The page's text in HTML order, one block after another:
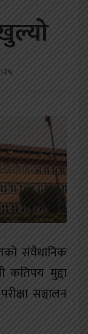
संवैधानिक
कतिपय मुद्दा
सञ्चालन